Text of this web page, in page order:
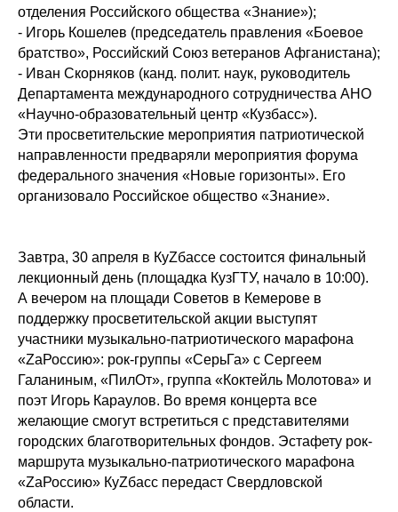
отделения Российского общества «Знание»);
- Игорь Кошелев (председатель правления «Боевое
братство», Российский Союз ветеранов Афганистана);
- Иван Скорняков (канд. полит. наук, руководитель
Департамента международного сотрудничества АНО
«Научно-образовательный центр «Кузбасс»).
Эти просветительские мероприятия патриотической
направленности предваряли мероприятия форума
федерального значения «Новые горизонты». Его
организовало Российское общество «Знание».
Завтра, 30 апреля в КуZбассе состоится финальный
лекционный день (площадка КузГТУ, начало в 10:00).
А вечером на площади Советов в Кемерове в
поддержку просветительской акции выступят
участники музыкально-патриотического марафона
«ZaРоссию»: рок-группы «СерьГа» с Сергеем
Галаниным, «ПилОт», группа «Коктейль Молотова» и
поэт Игорь Караулов. Во время концерта все
желающие смогут встретиться с представителями
городских благотворительных фондов. Эстафету рок-
маршрута музыкально-патриотического марафона
«ZaРоссию» КуZбасс передаст Свердловской
области.